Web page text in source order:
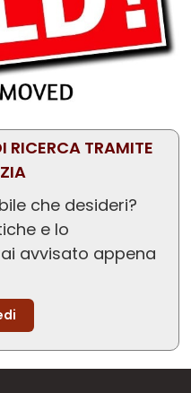
RICERCA TRAMITE
che desideri?
e lo
avvisato appena